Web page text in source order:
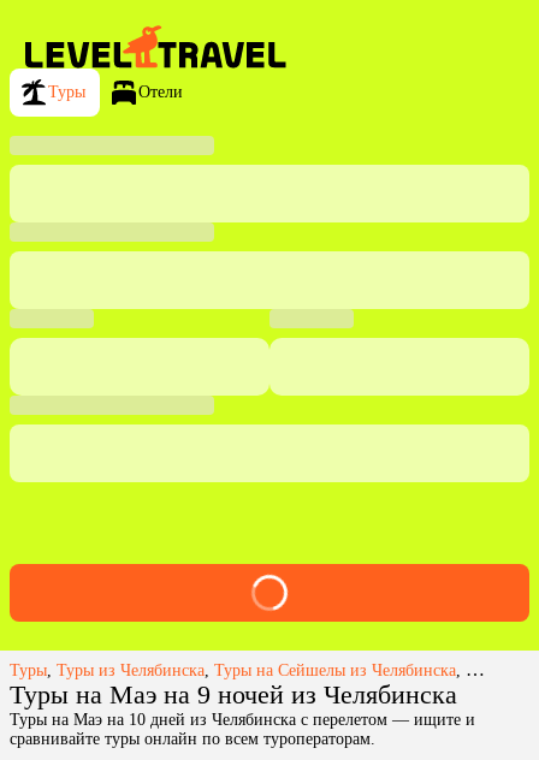
Туры Отели
Туры Туры из Челябинска Туры на Сейшелы из Челябинска Туры на
Туры на Маэ на 9 ночей из Челябинска
Туры на Маэ на 10 дней из Челябинска с перелетом — ищите и
сравнивайте туры онлайн по всем туроператорам.